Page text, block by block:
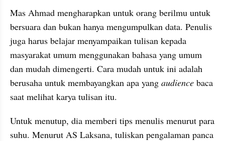
Mas Ahmad mengharapkan untuk orang berilmu untuk
bersuara dan bukan hanya mengumpulkan data. Penulis
juga harus belajar menyampaikan tulisan kepada
masyarakat umum menggunakan bahasa yang umum
dan mudah dimengerti. Cara mudah untuk ini adalah
berusaha untuk membayangkan apa yang audience baca
saat melihat karya tulisan itu.
Untuk menutup, dia memberi tips menulis menurut para
suhu. Menurut AS Laksana, tuliskan pengalaman panca